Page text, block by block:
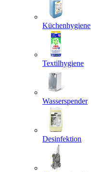
Küchenhygiene
Textilhygiene
Wasserspender
Desinfektion